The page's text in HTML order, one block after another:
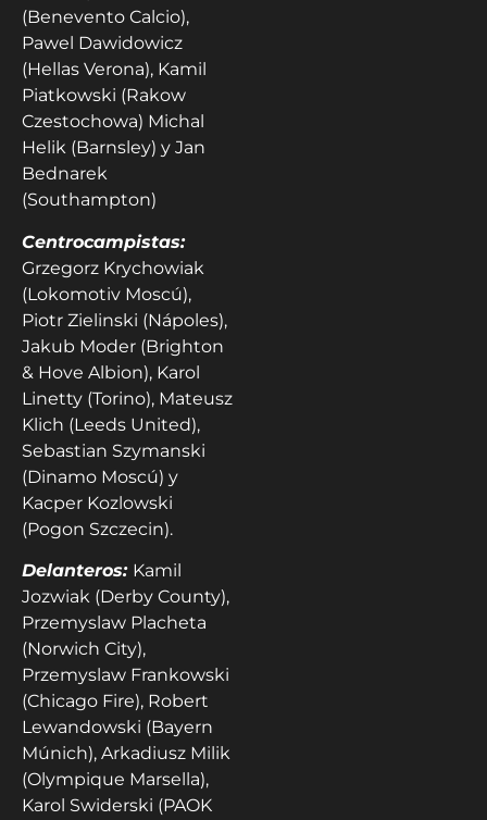
(Benevento Calcio),
Pawel Dawidowicz
(Hellas Verona), Kamil
Piatkowski (Rakow
Czestochowa) Michal
Helik (Barnsley) y Jan
Bednarek
(Southampton)
Centrocampistas:
Grzegorz Krychowiak
(Lokomotiv Moscú),
Piotr Zielinski (Nápoles),
Jakub Moder (Brighton
& Hove Albion), Karol
Linetty (Torino), Mateusz
Klich (Leeds United),
Sebastian Szymanski
(Dinamo Moscú) y
Kacper Kozlowski
(Pogon Szczecin).
Delanteros: Kamil
Jozwiak (Derby County),
Przemyslaw Placheta
(Norwich City),
Przemyslaw Frankowski
(Chicago Fire), Robert
Lewandowski (Bayern
Múnich), Arkadiusz Milik
(Olympique Marsella),
Karol Swiderski (PAOK